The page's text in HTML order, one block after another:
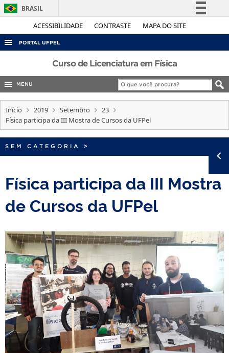
ACESSIBILIDADE CONTRASTE MAPA DO SITE
BRASIL
Simplifique!
Legislação
Canais
PORTAL UFPEL
ACESSO À INFORMAÇÃO
AUDITORIA
CONCURSOS
EDITAIS
INTERNACIONAL
PORTARIAS
Curso de Licenciatura em Física
MENU
Início 2019 Setembro
23
Física participa da III Mostra de Cursos da UFPel
SEM CATEGORIA >
Física participa da III Mostra
de Cursos da UFPel